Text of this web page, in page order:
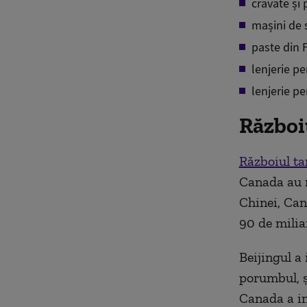
mașini de
paste din
lenjerie
lenjerie
Războiul
Canada
Chinei,
90 de
Beijingul a
porumbul,
Canada a